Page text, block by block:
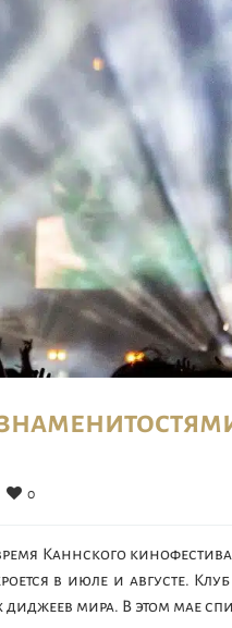
0
Каннского
в июле и августе.
мира. В этом мае